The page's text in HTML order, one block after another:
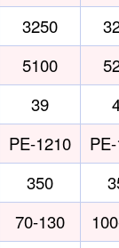
3250
5100
39
PE-1210
350
70-130